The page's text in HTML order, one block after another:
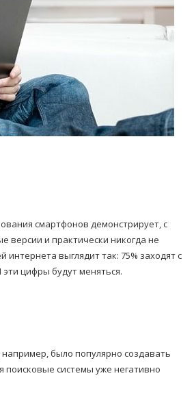
смартфонов демонстрирует, с
версии и практически никогда не
выглядит так: 75% заходят с
цифры будут меняться.
было популярно создавать
системы уже негативно